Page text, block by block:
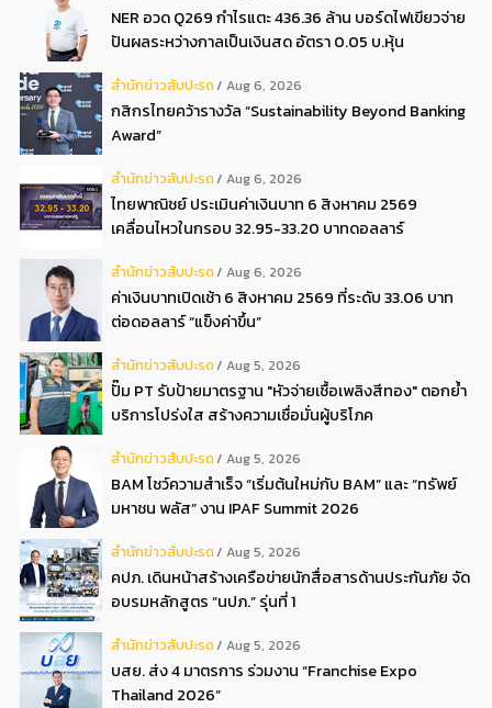
NER อวด Q269 กำไรแตะ 436.36 ล้าน บอร์ดไฟเขียวจ่าย
ปันผลระหว่างกาลเป็นเงินสด อัตรา 0.05 บ.หุ้น
สํานักข่าวสับปะรด Aug 6, 2026
กสิกรไทยคว้ารางวัล “Sustainability Beyond Banking
Award”
สํานักข่าวสับปะรด Aug 6, 2026
ไทยพาณิชย์ ประเมินค่าเงินบาท 6 สิงหาคม 2569
เคลื่อนไหวในกรอบ 32.95-33.20 บาทดอลลาร์
สํานักข่าวสับปะรด Aug 6, 2026
ค่าเงินบาทเปิดเช้า 6 สิงหาคม 2569 ที่ระดับ 33.06 บาท
ต่อดอลลาร์ “แข็งค่าขึ้น”
สํานักข่าวสับปะรด Aug 5, 2026
ปั๊ม PT รับป้ายมาตรฐาน "หัวจ่ายเชื้อเพลิงสีทอง" ตอกย้ำ
บริการโปร่งใส สร้างความเชื่อมั่นผู้บริโภค
สํานักข่าวสับปะรด Aug 5, 2026
BAM โชว์ความสำเร็จ “เริ่มต้นใหม่กับ BAM” และ “ทรัพย์
มหาชน พลัส” งาน IPAF Summit 2026
สํานักข่าวสับปะรด Aug 5, 2026
คปภ. เดินหน้าสร้างเครือข่ายนักสื่อสารด้านประกันภัย จัด
อบรมหลักสูตร “นปภ.” รุ่นที่ 1
สํานักข่าวสับปะรด Aug 5, 2026
บสย. ส่ง 4 มาตรการ ร่วมงาน “Franchise Expo
Thailand 2026”